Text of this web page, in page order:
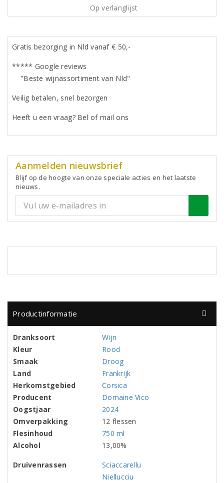
Op verlanglijst
Gratis bezorging in Nld vanaf € 50,-
***** Google reviews
"Beste wijnassortiment van Nld"
Veilig betalen, snel bezorgen
Heeft u een vraag? Bel of mail ons
Aanmelden nieuwsbrief
Blijf op de hoogte van onze speciale acties en het laatste
nieuws.
Productinformatie
Dranksoort
Wijn
Kleur
Rood
Smaak
Droog
Land
Frankrijk
Herkomstgebied
Corsica
Producent
Domaine Vico
Oogstjaar
2024
Omverpakking
12 flessen
Flesinhoud
750 ml
Alcohol
13,00%
Druivenrassen
Sciaccarellu
Niellucciu